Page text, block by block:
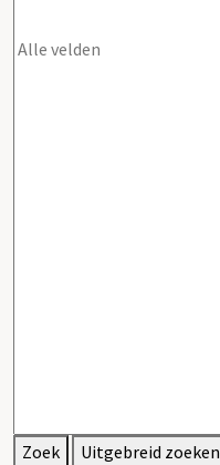
Zoek Uitgebreid zoeken